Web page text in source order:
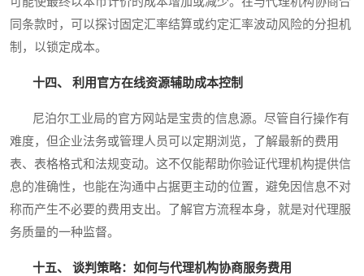
同条款时，可以探讨固定汇率结算或约定汇率波动风险的分担机
制，以锁定成本。
十四、 利用官方在线资源辅助成本控制
尼泊尔工业局的官方网站是宝贵的信息源。尽管自行操作有
难度，但企业法务或管理人员可以定期浏览，了解最新的费用
表、表格格式和法规变动。这不仅能帮助你验证代理机构提供信
息的准确性，也能在沟通中占据更主动的位置，避免因信息不对
称而产生不必要的费用支出。了解官方流程本身，就是对代理服
务质量的一种监督。
十五、 谈判策略：如何与代理机构协商服务费用